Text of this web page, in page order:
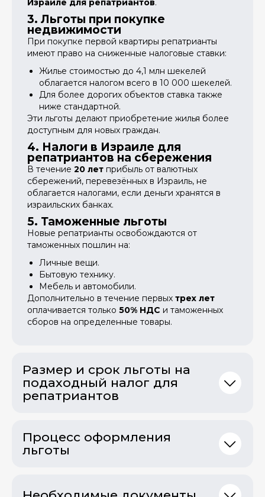
Израиле для репатриантов.
3. Льготы при покупке
недвижимости
При покупке первой квартиры репатрианты
имеют право на сниженные налоговые ставки:
Жилье стоимостью до 4,1 млн шекелей
облагается налогом всего в 10 000 шекелей.
Для более дорогих объектов ставка также
ниже стандартной.
Эти льготы делают приобретение жилья более
доступным для новых граждан.
4. Налоги в Израиле для
репатриантов на сбережения
В течение 20 лет прибыль от валютных
сбережений, перевезённых в Израиль, не
облагается налогами, если деньги хранятся в
израильских банках.
5. Таможенные льготы
Новые репатрианты освобождаются от
таможенных пошлин на:
Личные вещи.
Бытовую технику.
Мебель и автомобили.
Дополнительно в течение первых трех лет
оплачивается только 50% НДС и таможенных
сборов на определенные товары.
Размер и срок льготы на
подаходный налог для
репатриантов
Процесс оформления
льготы